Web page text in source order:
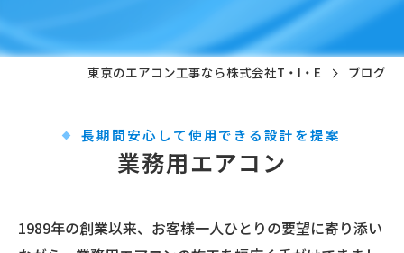
東京のエアコン工事なら株式会社T・I・E ブログ
業務用エアコン
長期間安心して使用できる設計を提案
1989年の創業以来、お客様一人ひとりの要望に寄り添い